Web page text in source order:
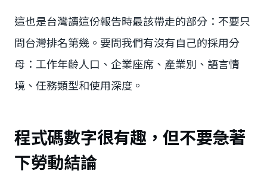
這也是台灣讀這份報告時最該帶走的部分：不要只
問台灣排名第幾。要問我們有沒有自己的採用分
母：工作年齡人口、企業座席、產業別、語言情
境、任務類型和使用深度。
程式碼數字很有趣，但不要急著
下勞動結論